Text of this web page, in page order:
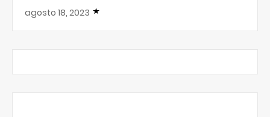
agosto 18, 2023